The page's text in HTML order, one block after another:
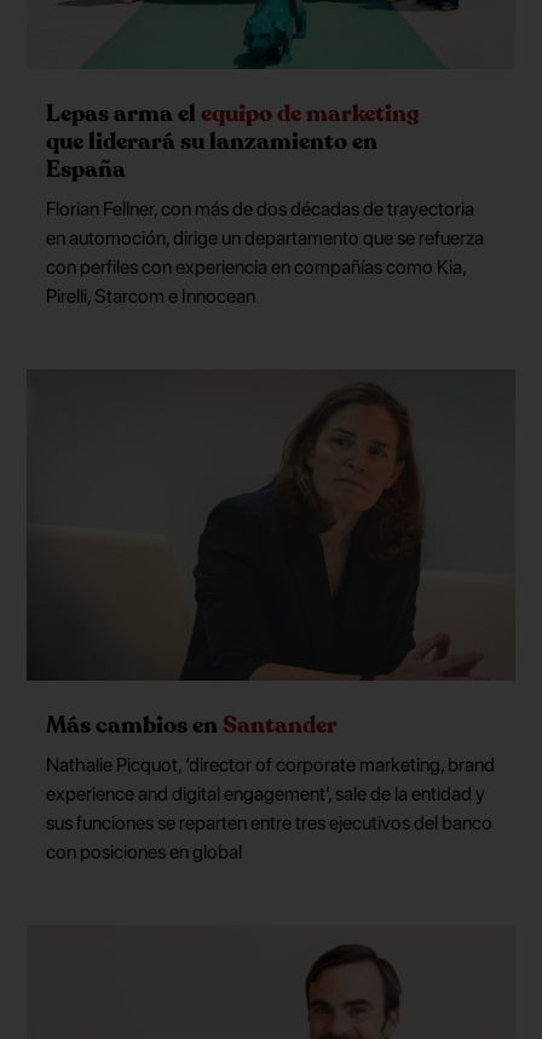
Lepas arma elequipo de marketing
que liderará su lanzamiento en
España
Florian Fellner, con más de dos décadas de trayectoria
en automoción, dirige un departamento que se refuerza
con perfiles con experiencia en compañías como Kia,
Pirelli, Starcom e Innocean
Más cambios en Santander
Nathalie Picquot, ‘director of corporate marketing, brand
experience and digital engagement’, sale de la entidad y
sus funciones se reparten entre tres ejecutivos del banco
con posiciones en global